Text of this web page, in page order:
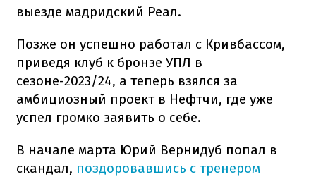
выезде мадридский Реал.
Позже он успешно работал с Кривбассом,
приведя клуб к бронзе УПЛ в
сезоне-2023/24, а теперь взялся за
амбициозный проект в Нефтчи, где уже
успел громко заявить о себе.
В начале марта Юрий Вернидуб попал в
скандал, поздоровавшись с тренером